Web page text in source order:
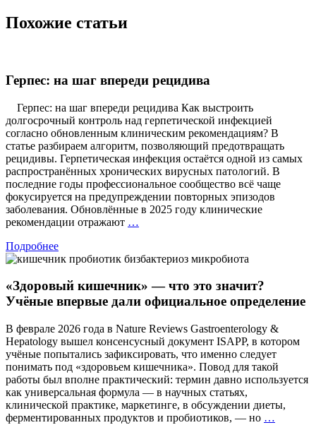
Похожие статьи
Герпес: на шаг впереди рецидива
Герпес: на шаг впереди рецидива Как выстроить
долгосрочный контроль над герпетической инфекцией
согласно обновленным клиническим рекомендациям? В
статье разбираем алгоритм, позволяющий предотвращать
рецидивы. Герпетическая инфекция остаётся одной из самых
распространённых хронических вирусных патологий. В
последние годы профессиональное сообщество всё чаще
фокусируется на предупреждении повторных эпизодов
заболевания. Обновлённые в 2025 году клинические
рекомендации отражают …
впереди
Подробнее
«Здоровый кишечник» — что это значит?
Учёные впервые дали официальное определение
В феврале 2026 года в Nature Reviews Gastroenterology &
Hepatology вышел консенсусный документ ISAPP, в котором
учёные попытались зафиксировать, что именно следует
понимать под «здоровьем кишечника». Повод для такой
работы был вполне практический: термин давно используется
как универсальная формула — в научных статьях,
клинической практике, маркетинге, в обсуждении диеты,
ферментированных продуктов и пробиотиков, — но …